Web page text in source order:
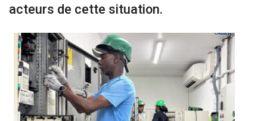
acteurs de cette situation.